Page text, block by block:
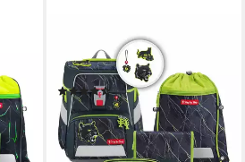
dir
Schulranzen Space (5-tlg),
PET
(25)
ab 219,00 € UVP289,99 €
-24%
lieferbar - in 3-4 Werktagen bei dir